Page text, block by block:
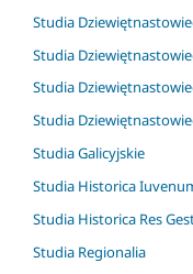
Studia
Studia
Studia
Studia
Studia Galicyjskie
Studia Historica
Studia Historica Res
Studia Regionalia